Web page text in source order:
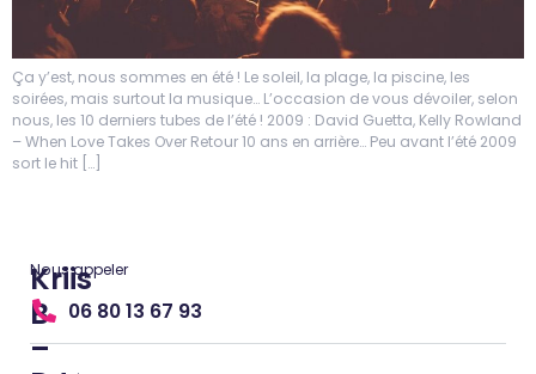
Ça y’est, nous sommes en été ! Le soleil, la plage, la piscine, les
soirées, mais surtout la musique… L’occasion de vous dévoiler, selon
nous, les 10 derniers tubes de l’été ! 2009 : David Guetta, Kelly Rowland
– When Love Takes Over Retour 10 ans en arrière… Peu avant l’été 2009
sort le hit […]
Kriis
B
–
Nous appeler
06 80 13 67 93